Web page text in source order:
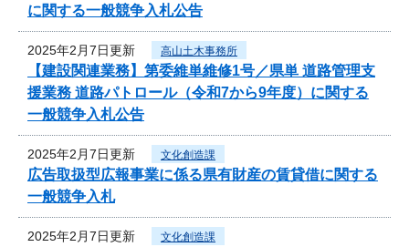
に関する一般競争入札公告
2025年2月7日更新 高山土木事務所
【建設関連業務】第委維単維修1号／県単 道路管理支
援業務 道路パトロール（令和7から9年度）に関する
一般競争入札公告
2025年2月7日更新 文化創造課
広告取扱型広報事業に係る県有財産の賃貸借に関する
一般競争入札
2025年2月7日更新 文化創造課